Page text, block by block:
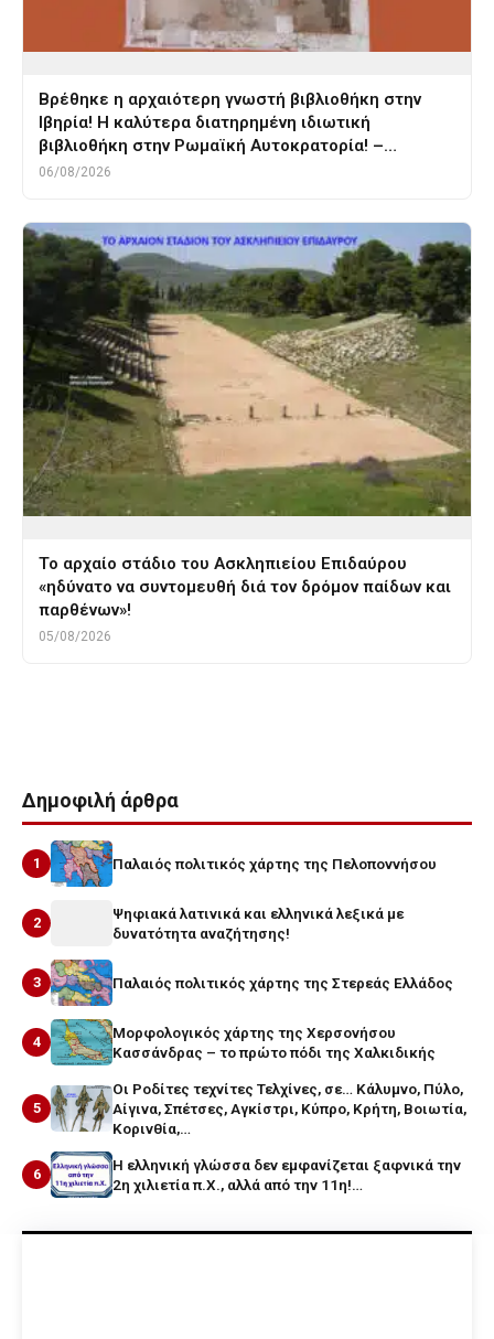
Βρέθηκε η αρχαιότερη γνωστή βιβλιοθήκη στην
Ιβηρία! Η καλύτερα διατηρημένη ιδιωτική
βιβλιοθήκη στην Ρωμαϊκή Αυτοκρατορία! –…
06/08/2026
Το αρχαίο στάδιο του Ασκληπιείου Επιδαύρου
«ηδύνατο να συντομευθή διά τον δρόμον παίδων και
παρθένων»!
05/08/2026
Δημοφιλή άρθρα
1 Παλαιός πολιτικός χάρτης της Πελοποννήσου
2
Ψηφιακά λατινικά και ελληνικά λεξικά με
δυνατότητα αναζήτησης!
3 Παλαιός πολιτικός χάρτης της Στερεάς Ελλάδος
4
Μορφολογικός χάρτης της Χερσονήσου
Κασσάνδρας – το πρώτο πόδι της Χαλκιδικής
5
Οι Ροδίτες τεχνίτες Τελχίνες, σε… Κάλυμνο, Πύλο,
Αίγινα, Σπέτσες, Αγκίστρι, Κύπρο, Κρήτη, Βοιωτία,
Κορινθία,…
6
Η ελληνική γλώσσα δεν εμφανίζεται ξαφνικά την
2η χιλιετία π.Χ., αλλά από την 11η!…